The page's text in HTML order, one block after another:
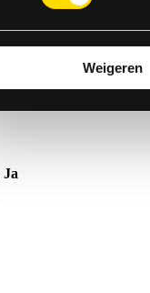
Weigeren
Ja